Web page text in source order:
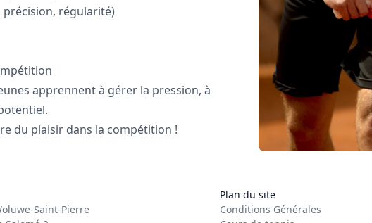
précision, régularité)
apprennent à gérer la pression, à
du plaisir dans la compétition !
Saint-Pierre
Plan du site
Conditions Générales